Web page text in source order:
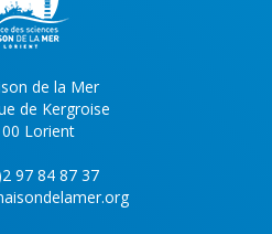
de la Mer
de Kergroise
Lorient
97 84 87 37